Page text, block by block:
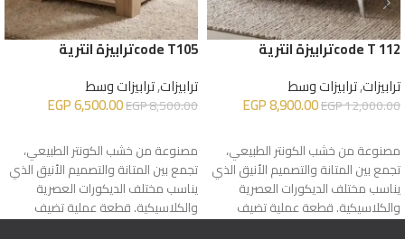
code T 112ترابيزة انترية
ترابيزات,ترابيزات وسط
EGP12,000.00
EGP8,900.00
مصنوعة من خشب الكونتر الطبيعي،
تجمع بين المتانة والتصميم الأنيق الذي
يناسب مختلف الديكورات العصرية
والكلاسيكية. قطعة عملية تضيف
لمسة فخامة إلى غرفة المعيشة مع
code T105ترابيزة انترية
ترابيزات,ترابيزات وسط
EGP8,500.00
EGP6,500.00
مصنوعة من خشب الكونتر الطبيعي،
تجمع بين المتانة والتصميم الأنيق الذي
يناسب مختلف الديكورات العصرية
والكلاسيكية. قطعة عملية تضيف
لمسة فخامة إلى غرفة المعيشة مع